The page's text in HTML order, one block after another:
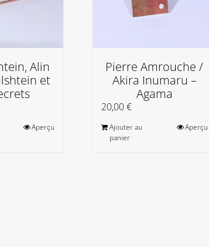
Alin
et
Aperçu
Pierre Amrouche /
Akira Inumaru –
Agama
20,00€
Ajouter au
panier
Aperçu